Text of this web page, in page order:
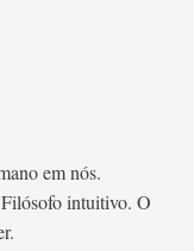
em nós.
intuitivo. O